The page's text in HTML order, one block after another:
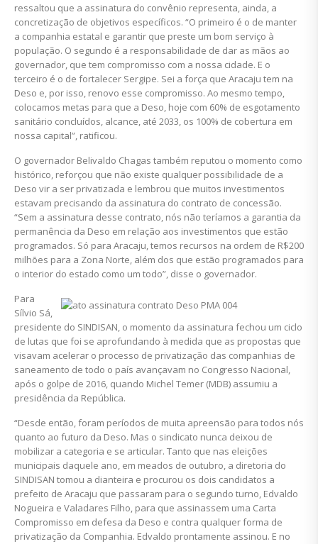
ressaltou que a assinatura do convênio representa, ainda, a
concretização de objetivos específicos. “O primeiro é o de manter
a companhia estatal e garantir que preste um bom serviço à
população. O segundo é a responsabilidade de dar as mãos ao
governador, que tem compromisso com a nossa cidade. E o
terceiro é o de fortalecer Sergipe. Sei a força que Aracaju tem na
Deso e, por isso, renovo esse compromisso. Ao mesmo tempo,
colocamos metas para que a Deso, hoje com 60% de esgotamento
sanitário concluídos, alcance, até 2033, os 100% de cobertura em
nossa capital”, ratificou.
O governador Belivaldo Chagas também reputou o momento como
histórico, reforçou que não existe qualquer possibilidade de a
Deso vir a ser privatizada e lembrou que muitos investimentos
estavam precisando da assinatura do contrato de concessão.
“Sem a assinatura desse contrato, nós não teríamos a garantia da
permanência da Deso em relação aos investimentos que estão
programados. Só para Aracaju, temos recursos na ordem de R$200
milhões para a Zona Norte, além dos que estão programados para
o interior do estado como um todo”, disse o governador.
Para
Sílvio Sá,
presidente do SINDISAN, o momento da assinatura fechou um ciclo
de lutas que foi se aprofundando à medida que as propostas que
visavam acelerar o processo de privatização das companhias de
saneamento de todo o país avançavam no Congresso Nacional,
após o golpe de 2016, quando Michel Temer (MDB) assumiu a
presidência da República.
“Desde então, foram períodos de muita apreensão para todos nós
quanto ao futuro da Deso. Mas o sindicato nunca deixou de
mobilizar a categoria e se articular. Tanto que nas eleições
municipais daquele ano, em meados de outubro, a diretoria do
SINDISAN tomou a dianteira e procurou os dois candidatos a
prefeito de Aracaju que passaram para o segundo turno, Edvaldo
Nogueira e Valadares Filho, para que assinassem uma Carta
Compromisso em defesa da Deso e contra qualquer forma de
privatização da Companhia. Edvaldo prontamente assinou. E no